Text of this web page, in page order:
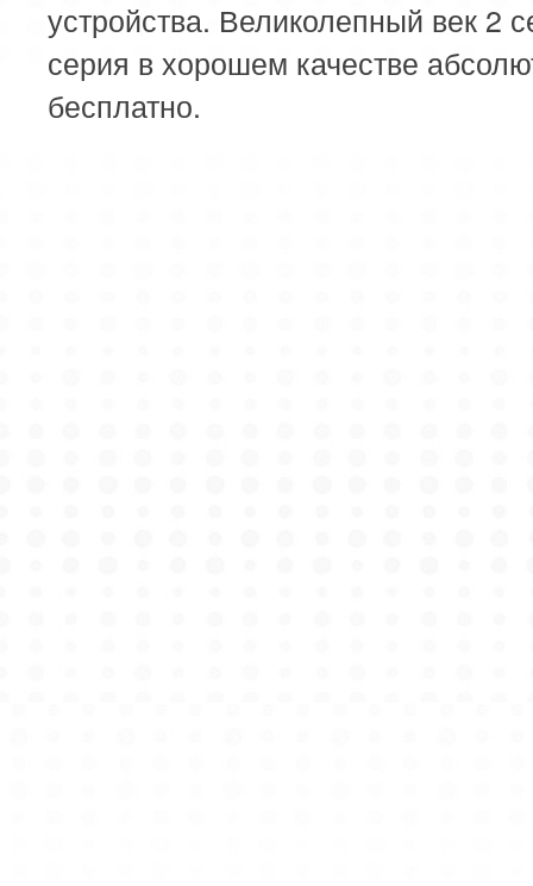
устройства. Великолепный век 2
серия в хорошем качестве
бесплатно.